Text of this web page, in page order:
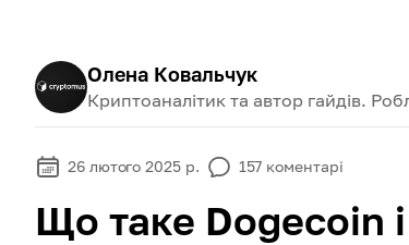
Олена Ковальчук
Криптоаналітик та автор гайдів.
26 лютого 2025 р. 157 коментарі
Що таке Dogecoin